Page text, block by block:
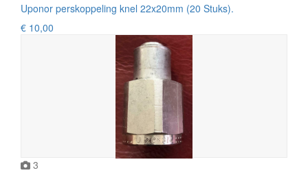
Uponor perskoppeling knel 22x20mm (20 Stuks).
€ 10,00
3